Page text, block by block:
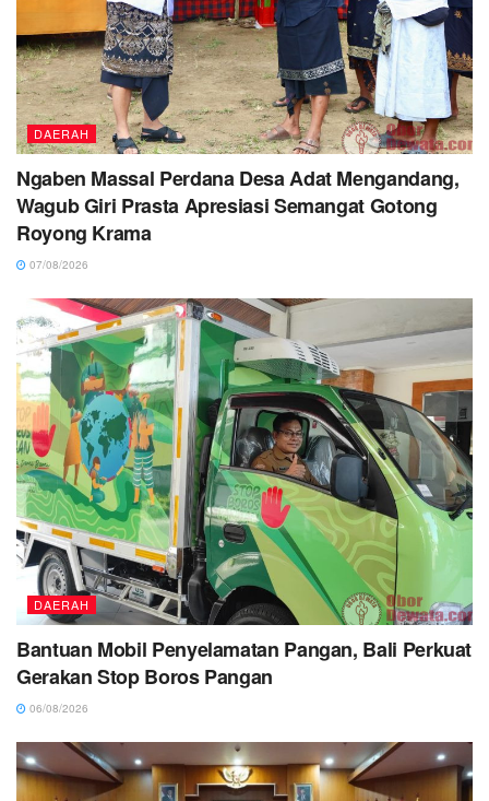
DAERAH
Ngaben Massal Perdana Desa Adat Mengandang,
Wagub Giri Prasta Apresiasi Semangat Gotong
Royong Krama
07/08/2026
DAERAH
Bantuan Mobil Penyelamatan Pangan, Bali Perkuat
Gerakan Stop Boros Pangan
06/08/2026